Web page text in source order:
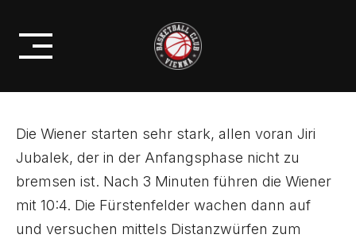
content
KLARER SIEG GEGEN DIE
PANTHERS!
Die Wiener starten sehr stark, allen voran Jiri
Jubalek, der in der Anfangsphase nicht zu
bremsen ist. Nach 3 Minuten führen die Wiener
mit 10:4. Die Fürstenfelder wachen dann auf
und versuchen mittels Distanzwürfen zum